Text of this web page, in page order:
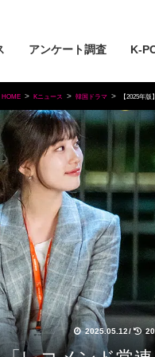
アンケート調査 K-
HOME Kニュース 韓国ドラマ 【2025年
2025.05.12/